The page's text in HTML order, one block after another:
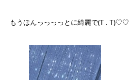
もうほんっっっっとに綺麗で(T . T)♡♡